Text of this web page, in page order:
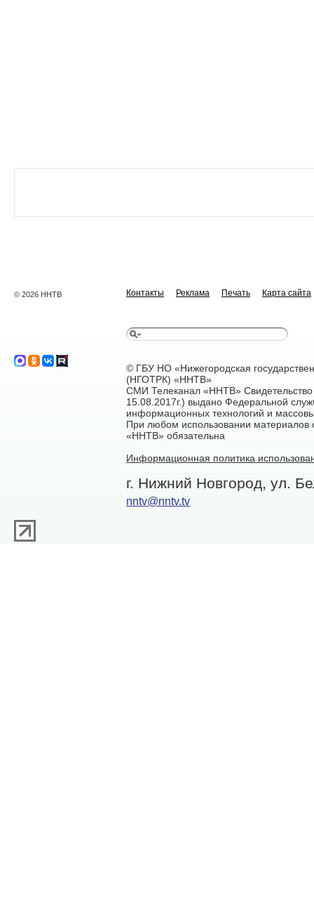
© 2026 ННТВ Контакты Реклама Печать Карта сайта
© ГБУ НО «Нижегородская
(НГОТРК) «ННТВ»
СМИ Телеканал «ННТВ»
15.08.2017г.) выдано Федеральной
информационных технологий и
При любом использовании материалов
«ННТВ» обязательна
Информационная политика
г. Нижний Новгород, ул.
nntv@nntv.tv